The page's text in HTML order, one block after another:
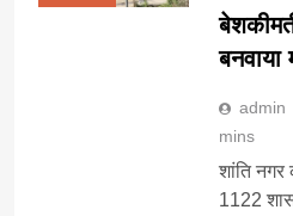
admin
mins
शांति नगर
1122